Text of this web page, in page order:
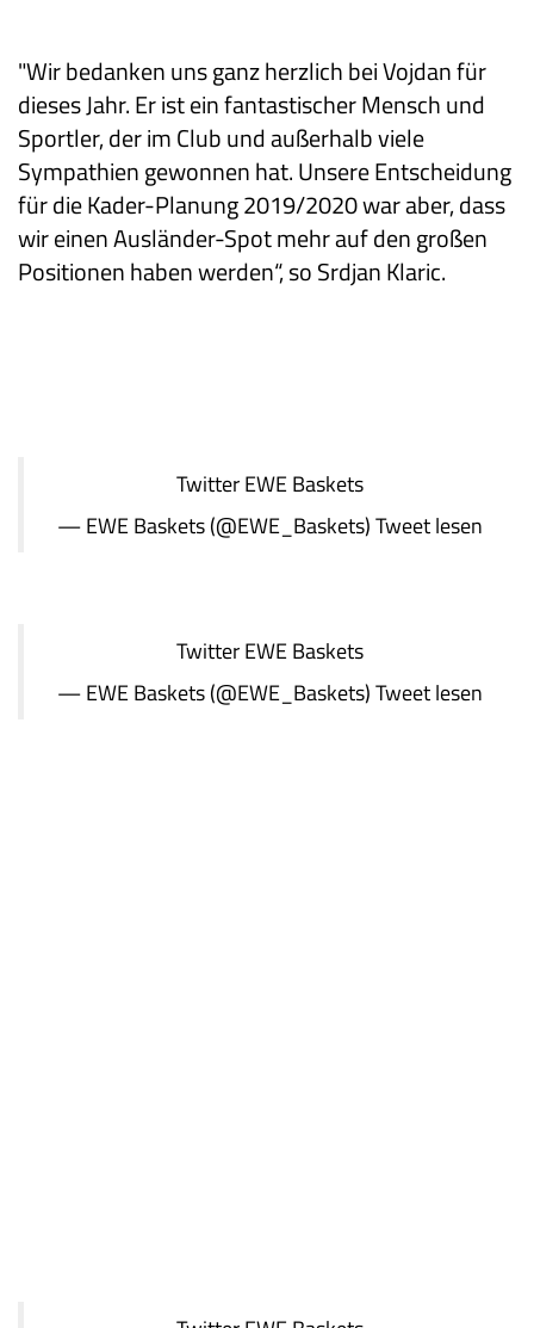
"Wir bedanken uns ganz herzlich bei Vojdan für
dieses Jahr. Er ist ein fantastischer Mensch und
Sportler, der im Club und außerhalb viele
Sympathien gewonnen hat. Unsere Entscheidung
für die Kader-Planung 2019/2020 war aber, dass
wir einen Ausländer-Spot mehr auf den großen
Positionen haben werden“, so Srdjan Klaric.
TwitterEWE Baskets
— EWE Baskets (@EWE_Baskets)Tweet lesen
TwitterEWE Baskets
— EWE Baskets (@EWE_Baskets)Tweet lesen